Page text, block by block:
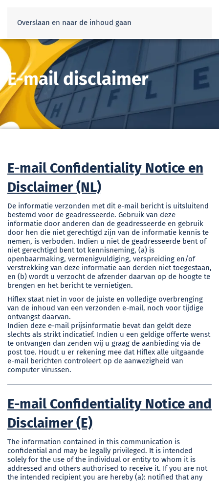
Overslaan en naar de inhoud gaan
E-mail disclaimer
E-mail Confidentiality Notice en
Disclaimer (NL)
De informatie verzonden met dit e-mail bericht is uitsluitend
bestemd voor de geadresseerde. Gebruik van deze
informatie door anderen dan de geadresseerde en gebruik
door hen die niet gerechtigd zijn van de informatie kennis te
nemen, is verboden. Indien u niet de geadresseerde bent of
niet gerechtigd bent tot kennisneming, (a) is
openbaarmaking, vermenigvuldiging, verspreiding en/of
verstrekking van deze informatie aan derden niet toegestaan,
en (b) wordt u verzocht de afzender daarvan op de hoogte te
brengen en het bericht te vernietigen.
Hiflex staat niet in voor de juiste en volledige overbrenging
van de inhoud van een verzonden e-mail, noch voor tijdige
ontvangst daarvan.
Indien deze e-mail prijsinformatie bevat dan geldt deze
slechts als strikt indicatief. Indien u een geldige offerte wenst
te ontvangen dan zenden wij u graag de aanbieding via de
post toe. Houdt u er rekening mee dat Hiflex alle uitgaande
e-mail berichten controleert op de aanwezigheid van
computer virussen.
E-mail Confidentiality Notice and
Disclaimer (E)
The information contained in this communication is
confidential and may be legally privileged. It is intended
solely for the use of the individual or entity to whom it is
addressed and others authorised to receive it. If you are not
the intended recipient you are hereby (a): notified that any